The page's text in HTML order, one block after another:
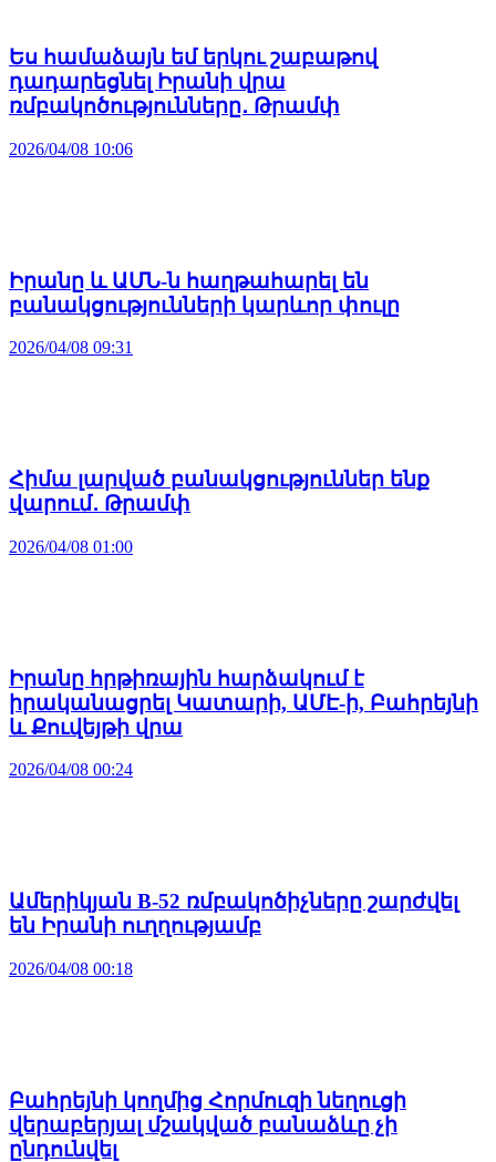
Ես համաձայն եմ երկու շաբաթով
դադարեցնել Իրանի վրա
ռմբակոծությունները․ Թրամփ
2026/04/08 10:06
Իրանը և ԱՄՆ-ն հաղթահարել են
բանակցությունների կարևոր փուլը
2026/04/08 09:31
Հիմա լարված բանակցություններ ենք
վարում․ Թրամփ
2026/04/08 01:00
Իրանը հրթիռային հարձակում է
իրականացրել Կատարի, ԱՄԷ-ի, Բահրեյնի
և Քուվեյթի վրա
2026/04/08 00:24
Ամերիկյան B-52 ռմբակոծիչները շարժվել
են Իրանի ուղղությամբ
2026/04/08 00:18
Բահրեյնի կողմից Հորմուզի նեղուցի
վերաբերյալ մշակված բանաձևը չի
ընդունվել